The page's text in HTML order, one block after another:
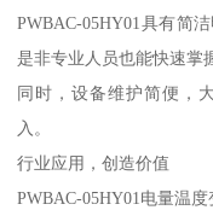
PWBAC-05HY01具有简
是非专业人员也能快速掌
同时，设备维护简便，
入。
行业应用，创造价值
PWBAC-05HY01电量温